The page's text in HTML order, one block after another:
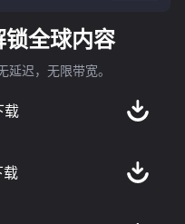
全球内容
迟，无限带宽。
载
载